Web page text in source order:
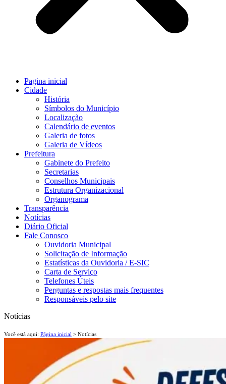
Pagina inicial
Cidade
História
Símbolos do Município
Localização
Calendário de eventos
Galeria de fotos
Galeria de Vídeos
Prefeitura
Gabinete do Prefeito
Secretarias
Conselhos Municipais
Estrutura Organizacional
Organograma
Transparência
Notícias
Diário Oficial
Fale Conosco
Ouvidoria Municipal
Solicitação de Informação
Estatísticas da Ouvidoria / E-SIC
Carta de Serviço
Telefones Úteis
Perguntas e respostas mais frequentes
Responsáveis pelo site
Notícias
Você está aqui: Página inicial > Notícias